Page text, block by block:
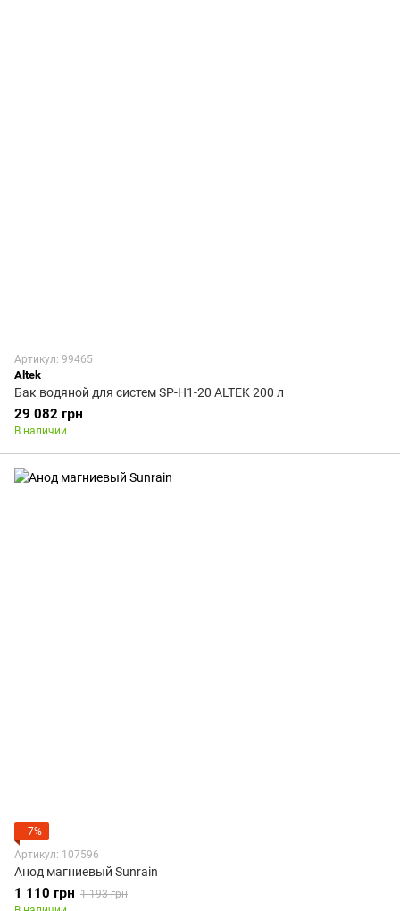
Артикул: 99465
Altek
Бак водяной для систем SP-H1-20 ALTEK 200 л
29 082 грн
В наличии
−7%
Артикул: 107596
Анод магниевый Sunrain
1 110 грн 1 193 грн